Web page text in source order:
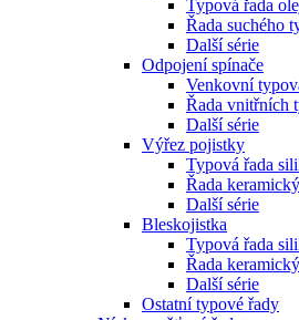
Typová řada
Řada suchého
Další série
Odpojení spínače
Venkovní
Řada vnitřních
Další série
Výřez pojistky
Typová řada
Řada
Další série
Bleskojistka
Typová řada
Řada
Další série
Ostatní typové řady